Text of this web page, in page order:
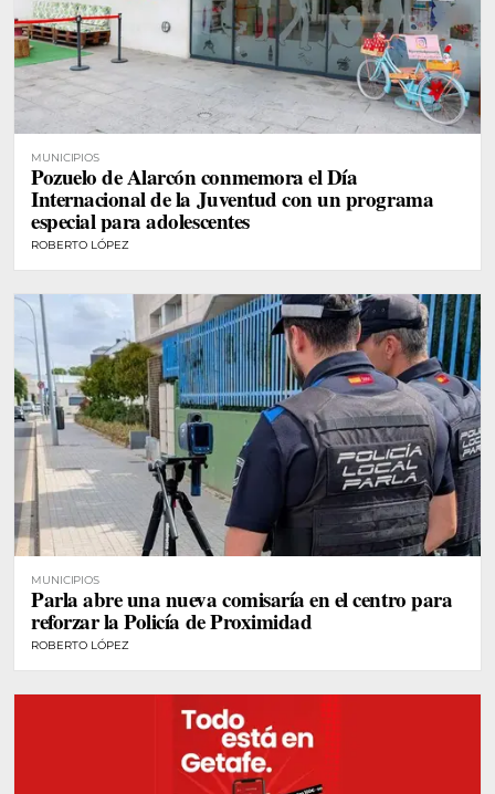
MUNICIPIOS
Pozuelo de Alarcón conmemora el Día
Internacional de la Juventud con un programa
especial para adolescentes
ROBERTO LÓPEZ
MUNICIPIOS
Parla abre una nueva comisaría en el centro para
reforzar la Policía de Proximidad
ROBERTO LÓPEZ